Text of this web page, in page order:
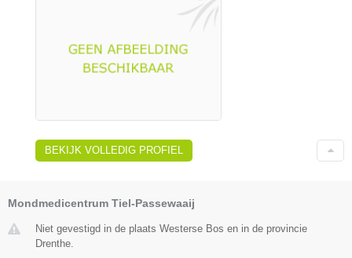
BEKIJK VOLLEDIG PROFIEL
Mondmedicentrum Tiel-Passewaaij
Niet gevestigd in de plaats Westerse Bos en in de provincie
Drenthe.